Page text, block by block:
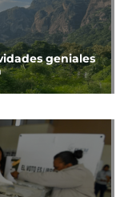
geniales